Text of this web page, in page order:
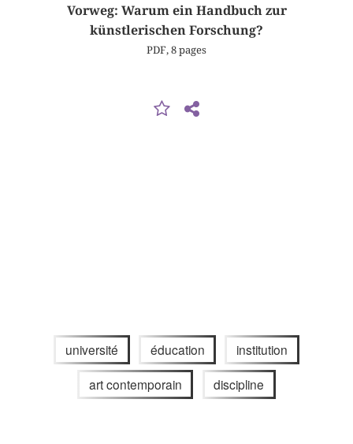
Vorweg: Warum ein Handbuch zur
künstlerischen Forschung?
PDF, 8 pages
université éducation institution
art contemporain discipline